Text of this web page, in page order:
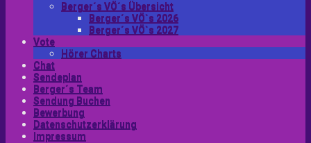
Berger´s VÖ´s Übersicht
Berger´s VÖ`s 2026
Berger´s VÖ`s 2027
Vote
Hörer Charts
Chat
Sendeplan
Berger´s Team
Sendung Buchen
Bewerbung
Datenschutzerklärung
Impressum